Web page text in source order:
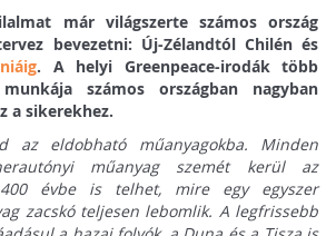
már világszerte számos ország
bevezetni: Új-Zélandtól Chilén és
. A helyi Greenpeace-irodák több
számos országban nagyban
a sikerekhez.
az eldobható műanyagokba. Minden
műanyag szemét kerül az
400 évbe is telhet, mire egy egyszer
zacskó teljesen lebomlik. A legfrissebb